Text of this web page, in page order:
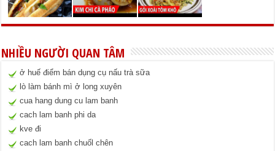
NHIỀU NGƯỜI QUAN TÂM
ở huế điểm bán dụng cụ nấu trà sữa
lò làm bánh mì ở long xuyên
cua hang dung cu lam banh
cach lam banh phi da
kve đi
cach lam banh chuốl chên